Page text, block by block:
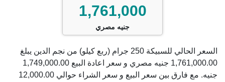
1,761,000
جنيه مصري
السعر الحالي للسبيكة 250 جرام (ربع كيلو) من نجم الدين يبلغ
1,761,000.00 جنيه مصري و سعر اعادة البيع 1,749,000.00
جنيه. مع فارق بين سعر البيع و سعر الشراء حوالي 12,000.00